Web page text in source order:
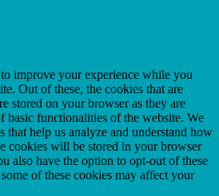
improve your experience while you
Out of these, the cookies that are
stored on your browser as they are
basic functionalities of the website. We
that help us analyze and understand how
cookies will be stored in your browser
also have the option to opt-out of these
of these cookies may affect your